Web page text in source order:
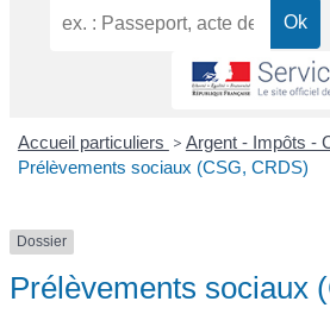
Accueil particuliers > Argent - Impôts -
Prélèvements sociaux (CSG, CRDS)
Dossier
Prélèvements sociaux